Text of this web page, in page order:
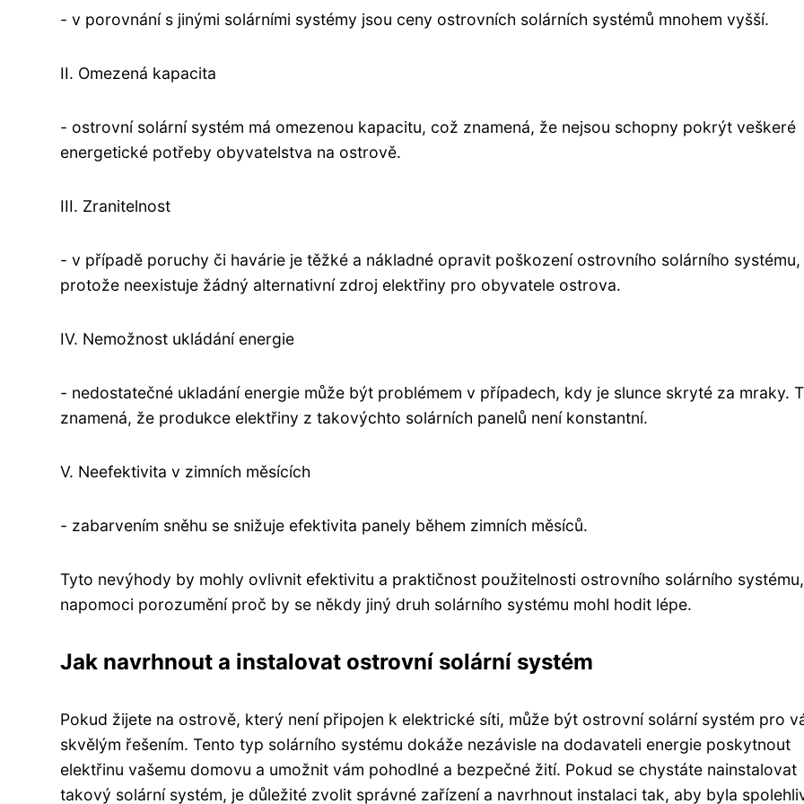
- v porovnání s jinými solárními systémy jsou ceny ostrovních solárních systémů mnohem vyšší.
II. Omezená kapacita
- ostrovní solární systém má omezenou kapacitu, což znamená, že nejsou schopny pokrýt veškeré
energetické potřeby obyvatelstva na ostrově.
III. Zranitelnost
- v případě poruchy či havárie je těžké a nákladné opravit poškození ostrovního solárního systému,
protože neexistuje žádný alternativní zdroj elektřiny pro obyvatele ostrova.
IV. Nemožnost ukládání energie
- nedostatečné ukladání energie může být problémem v případech, kdy je slunce skryté za mraky.
znamená, že produkce elektřiny z takovýchto solárních panelů není konstantní.
V. Neefektivita v zimních měsících
- zabarvením sněhu se snižuje efektivita panely během zimních měsíců.
Tyto nevýhody by mohly ovlivnit efektivitu a praktičnost použitelnosti ostrovního solárního
napomoci porozumění proč by se někdy jiný druh solárního systému mohl hodit lépe.
Jak navrhnout a instalovat ostrovní solární systém
Pokud žijete na ostrově, který není připojen k elektrické síti, může být ostrovní solární systém pro
skvělým řešením. Tento typ solárního systému dokáže nezávisle na dodavateli energie poskytnout
elektřinu vašemu domovu a umožnit vám pohodlné a bezpečné žití. Pokud se chystáte nainstalovat
takový solární systém, je důležité zvolit správné zařízení a navrhnout instalaci tak, aby byla